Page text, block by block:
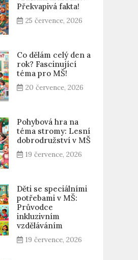
Překvapivá fakta!
25 července, 2026
Co dělám celý den a
rok? Fascinující
téma pro MŠ!
20 července, 2026
Pohybová hra na
téma stromy: Lesní
dobrodružství v MŠ
19 července, 2026
Děti se speciálními
potřebami v MŠ:
Průvodce
inkluzivním
vzděláváním
19 července, 2026